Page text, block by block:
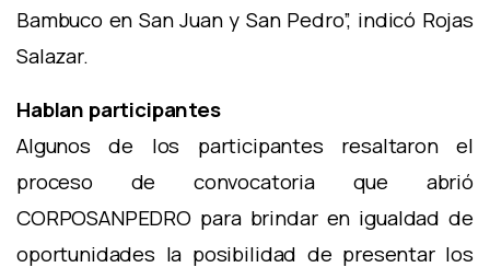
Bambuco en San Juan y San Pedro”, indicó Rojas
Salazar.
Hablan participantes
Algunos de los participantes resaltaron el
proceso de convocatoria que abrió
CORPOSANPEDRO para brindar en igualdad de
oportunidades la posibilidad de presentar los